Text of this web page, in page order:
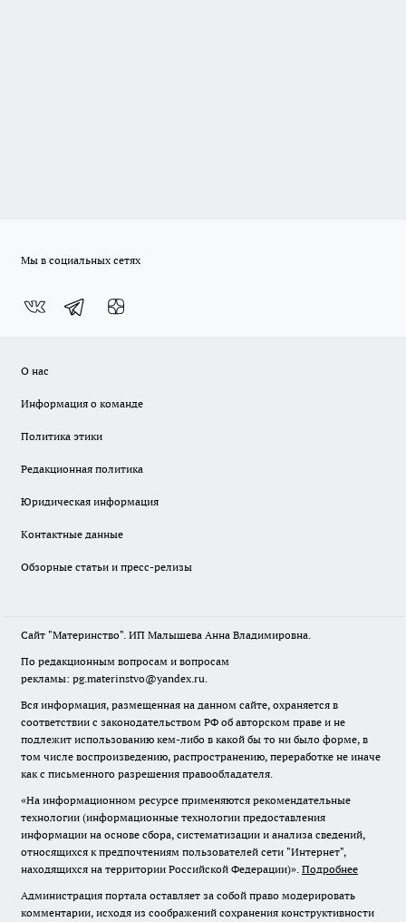
Мы в социальных сетях
О нас
Информация о команде
Политика этики
Редакционная политика
Юридическая информация
Контактные данные
Обзорные статьи и пресс-релизы
Сайт "Материнство". ИП Малышева Анна Владимировна.
По редакционным вопросам и вопросам
рекламы: pg.materinstvo@yandex.ru.
Вся информация, размещенная на данном сайте, охраняется в
соответствии с законодательством РФ об авторском праве и не
подлежит использованию кем-либо в какой бы то ни было форме, в
том числе воспроизведению, распространению, переработке не иначе
как с письменного разрешения правообладателя.
«На информационном ресурсе применяются рекомендательные
технологии (информационные технологии предоставления
информации на основе сбора, систематизации и анализа сведений,
относящихся к предпочтениям пользователей сети "Интернет",
находящихся на территории Российской Федерации)». Подробнее
Администрация портала оставляет за собой право модерировать
комментарии, исходя из соображений сохранения конструктивности